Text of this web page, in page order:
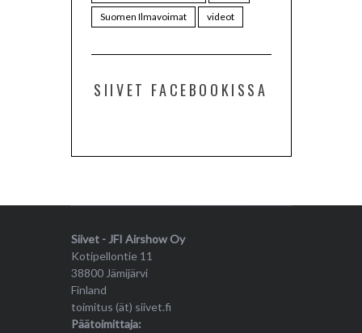
Suomen Ilmavoimat
videot
SIIVET FACEBOOKISSA
Siivet - JFI Airshow Oy
Kotipellontie 11
38800 Jämijärvi
Finland
toimitus (ät) siivet.fi
Päätoimittaja: